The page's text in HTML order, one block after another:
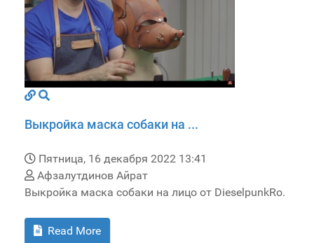
Выкройка маска собаки на ...
Пятница, 16 декабря 2022 13:41
Афзалутдинов Айрат
Выкройка маска собаки на лицо от DieselpunkRo.
Read More